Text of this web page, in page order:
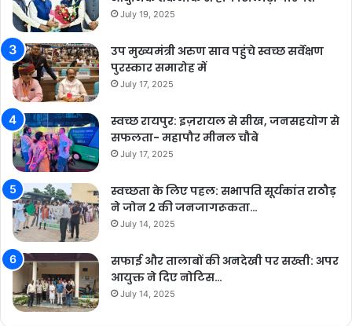
July 19, 2025
उप मुख्यमंत्री अरुण साव पहुंचे स्वच्छ सर्वेक्षण
पुरस्कार समारोह में
July 17, 2025
स्वच्छ रायपुर: इज़रायल से सीख, जनसहयोग से
सफलता- महापौर मीनल चौबे
July 17, 2025
स्वच्छता के लिए पहल: सभापति सूर्यकांत राठौड़
ने जोन 2 की जनजागरूकता…
July 14, 2025
सफाई और तालाबों की अनदेखी पर सख्ती: अपर
आयुक्त ने दिए नोटिस…
July 14, 2025